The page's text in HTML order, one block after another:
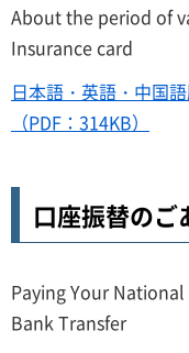
About the period of
Insurance card
日本語・英語・中国
（PDF：314KB）
口座振替のご
Paying Your
Bank Transfer